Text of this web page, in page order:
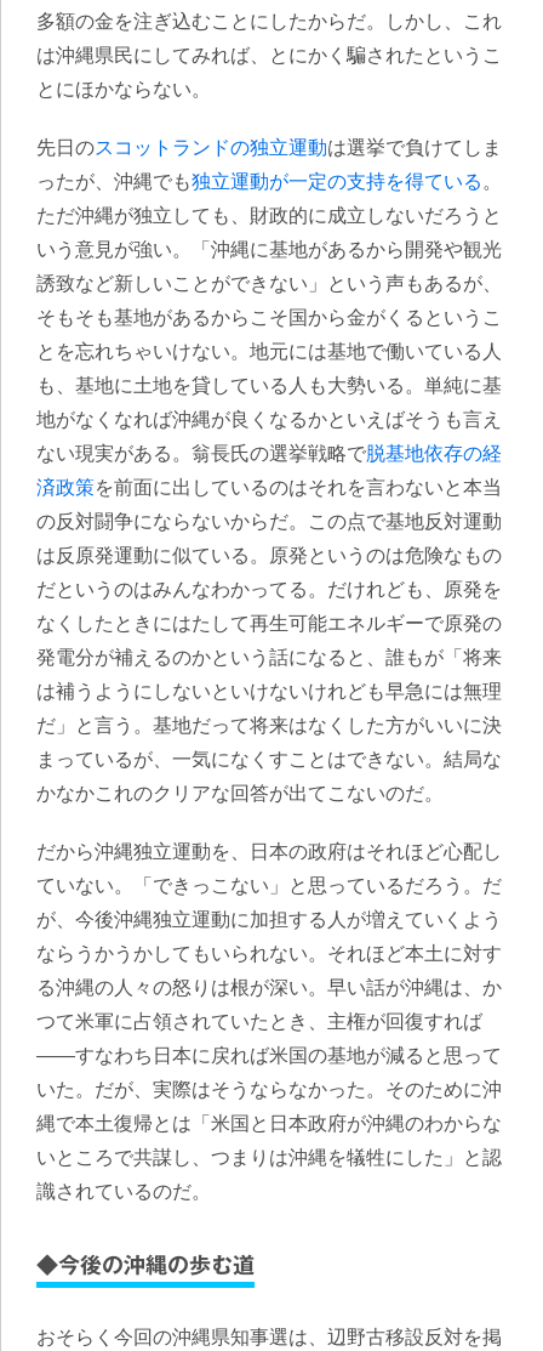
多額の金を注ぎ込むことにしたからだ。しかし、これ
は沖縄県民にしてみれば、とにかく騙されたというこ
とにほかならない。
先日のスコットランドの独立運動は選挙で負けてしま
ったが、沖縄でも独立運動が一定の支持を得ている 。
ただ沖縄が独立しても、財政的に成立しないだろうと
いう意見が強い。「沖縄に基地があるから開発や観光
誘致など新しいことができない」という声もあるが、
そもそも基地があるからこそ国から金がくるというこ
とを忘れちゃいけない。地元には基地で働いている人
も、基地に土地を貸している人も大勢いる。単純に基
地がなくなれば沖縄が良くなるかといえばそうも言え
ない現実がある。 翁長氏の選挙戦略で脱基地依存の経
済政策を前面に出しているのはそれを言わないと本当
の反対闘争にならないからだ。この点で基地反対運動
は反原発運動に似ている。原発というのは危険なもの
だというのはみんなわかってる。だけれども、原発を
なくしたときにはたして再生可能エネルギーで原発の
発電分が補えるのかという話になると、誰もが「将来
は補うようにしないといけないけれども早急には無理
だ」と言う。基地だって将来はなくした方がいいに決
まっているが、一気になくすことはできない。結局な
かなかこれのクリアな回答が出てこないのだ。
だから沖縄独立運動を、日本の政府はそれほど心配し
ていない。「できっこない」と思っているだろう。だ
が、今後沖縄独立運動に加担する人が増えていくよう
ならうかうかしてもいられない。それほど本土に対す
る沖縄の人々の怒りは根が深い。早い話が沖縄は、か
つて米軍に占領されていたとき、主権が回復すれば
——すなわち日本に戻れば米国の基地が減ると思って
いた。だが、実際はそうならなかった。そのために沖
縄で本土復帰とは 「米国と日本政府が沖縄のわからな
いところで共謀し、つまりは沖縄を犠牲にした」
と認
識されているのだ。
◆今後の沖縄の歩む道
おそらく今回の沖縄県知事選は、辺野古移設反対を掲